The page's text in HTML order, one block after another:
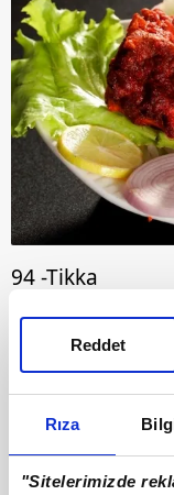
Rıza
"Sitelerimizde
Reddet
94 -Tikka